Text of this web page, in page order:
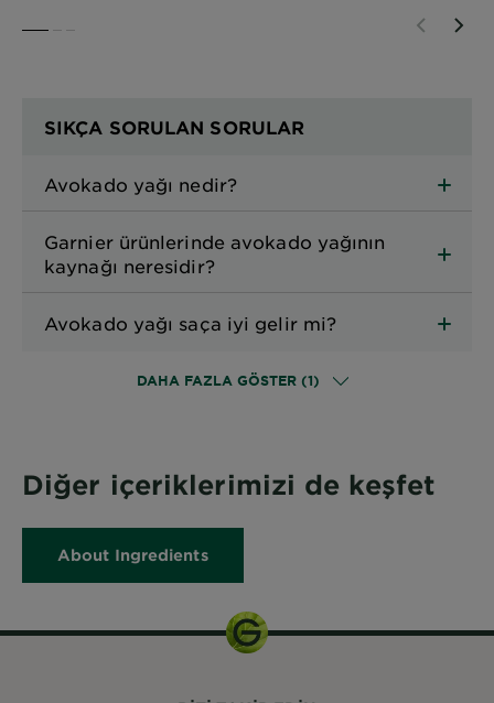
SIKÇA SORULAN SORULAR
Avokado yağı nedir?
Garnier ürünlerinde avokado yağının
kaynağı neresidir?
Avokado yağı saça iyi gelir mi?
DAHA FAZLA GÖSTER (1)
Diğer içeriklerimizi de keşfet
About Ingredients